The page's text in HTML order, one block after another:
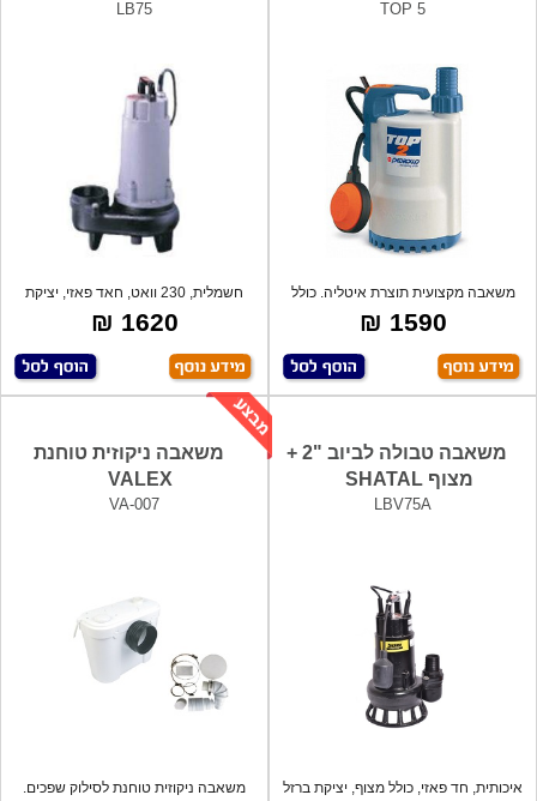
TOP 5
משאבה מקצועית תוצרת איטליה. כולל
מצוף.
1590 ₪
LB75
חשמלית, 230 וואט, חאד פאזי, יציקת
ברזל.
1620 ₪
משאבה טבולה לביוב "2 +
מצוף SHATAL
LBV75A
איכותית, חד פאזי, כולל מצוף, יציקת ברזל
משאבה ניקוזית טוחנת
VALEX
VA-007
משאבה ניקוזית טוחנת לסילוק שפכים.